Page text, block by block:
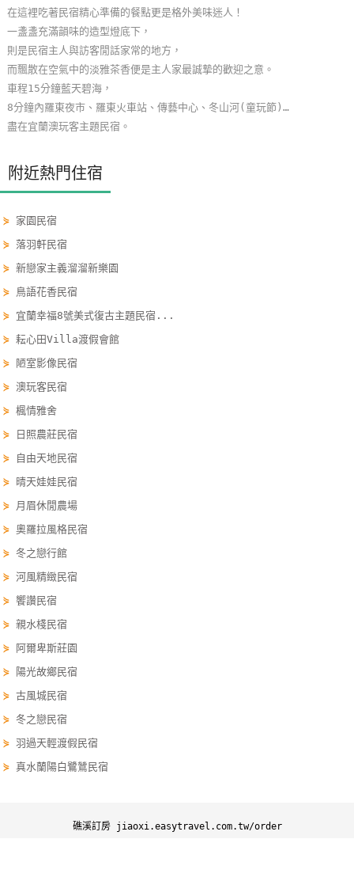
顧
客
滿
意
度
訂
單
理
員
帳
戶
客
服
聯
絡
Line
上
客
服
紅
利
查
詢
訂
在這裡吃著民宿精心準備的餐點更是格外美味迷人！
一盞盞充滿韻味的造型燈底下，
則是民宿主人與訪客閒話家常的地方，
而飄散在空氣中的淡雅茶香便是主人家最誠摯的歡迎之意。
車程15分鐘藍天碧海，
8分鐘內羅東夜市、羅東火車站、傳藝中心、冬山河(童玩節)…
盡在宜蘭澳玩客主題民宿。
附近熱門住宿
⋟ 家園民宿
⋟落羽軒民宿
⋟新戀家主義溜溜新樂園
⋟ 鳥語花香民宿
⋟ 宜蘭幸福8號美式復古主題民宿...
⋟耘心田Villa渡假會館
⋟
陋室影像民宿
⋟澳玩客民宿
⋟楓情雅舍
⋟
日照農莊民宿
⋟
自由天地民宿
⋟
晴天娃娃民宿
⋟ 月眉休閒農場
⋟奧羅拉風格民宿
⋟冬之戀行館
⋟河風精緻民宿
⋟饗讚民宿
⋟親水棧民宿
⋟
阿爾卑斯莊園
⋟
陽光故鄉民宿
⋟古風城民宿
⋟冬之戀民宿
⋟羽過天輕渡假民宿
⋟真水蘭陽白鷺鷥民宿
礁溪訂房 jiaoxi.easytravel.com.tw/order